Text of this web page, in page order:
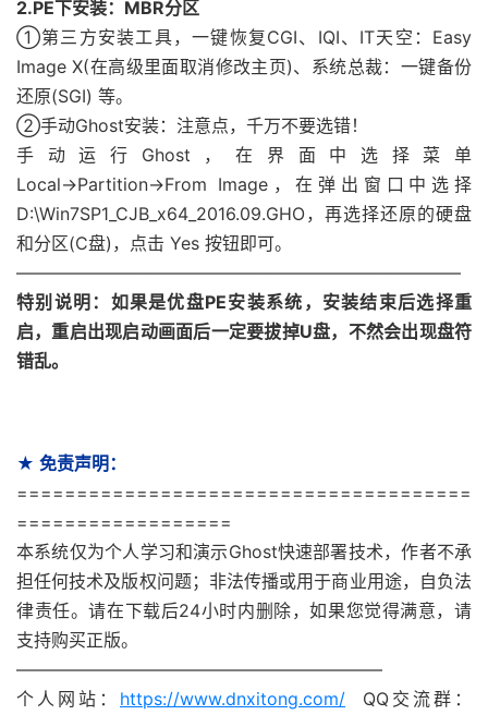
2.PE下安装：MBR分区
①第三方安装工具，一键恢复CGI、IQI、IT天空：Easy
Image X(在高级里面取消修改主页)、系统总裁：一键备份
还原(SGI) 等。
②手动Ghost安装：注意点，千万不要选错！
手动运行Ghost，在界面中选择菜单
Local→Partition→From Image，在弹出窗口中选择
D:\Win7SP1_CJB_x64_2016.09.GHO，再选择还原的硬盘
和分区(C盘)，点击 Yes 按钮即可。
—————————————————————————–
特别说明：如果是优盘PE安装系统，安装结束后选择重
启，重启出现启动画面后一定要拔掉U盘，不然会出现盘符
错乱。
★ 免责声明：
======================================
==================
本系统仅为个人学习和演示Ghost快速部署技术，作者不承
担任何技术及版权问题；非法传播或用于商业用途，自负法
律责任。请在下载后24小时内删除，如果您觉得满意，请
支持购买正版。
—————————————————————
个人网站： https://www.dnxitong.com/ QQ交流群：